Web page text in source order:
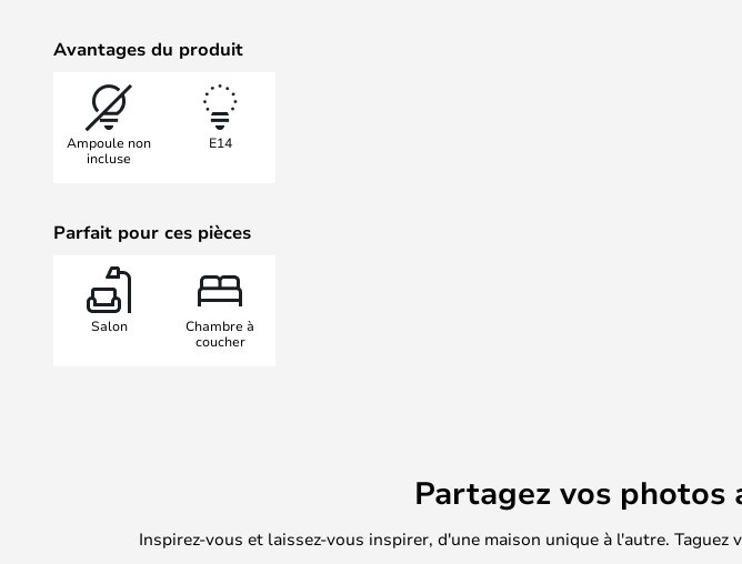
Petit chapeau élégant pour le mur qui a besoin d'une lumière
Le P-Hat Wall émet une lumière douce et indirecte. L'Abat-jour
peut être incliné de 0° à 67°. L'intérieur de l'abat-jour de
P-Hat est rose clair, ce qui garantit une lumière chaude.
Avantages du produit
Ampoule non
incluse
E14
Parfait pour ces pièces
Salon
Chambre à
coucher
Partagez vos photos
Inspirez-vous et laissez-vous inspirer, d'une maison unique à l'autre.